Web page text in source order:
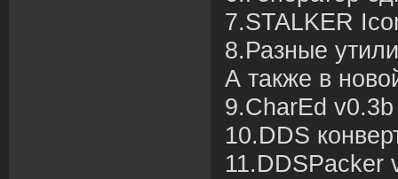
7.STALKER
8.Разные
А также в
9.CharEd v0.3b
10.DDS
11.DDSPacker